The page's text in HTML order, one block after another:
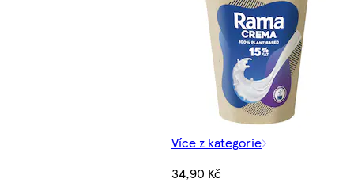
Více z kategorie
34,90 Kč